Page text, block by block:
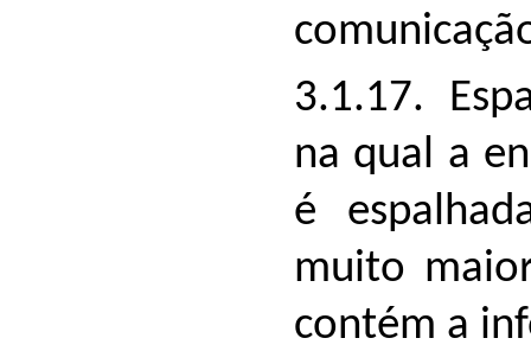
3.1.17.
na qual a
é
muito
contém a